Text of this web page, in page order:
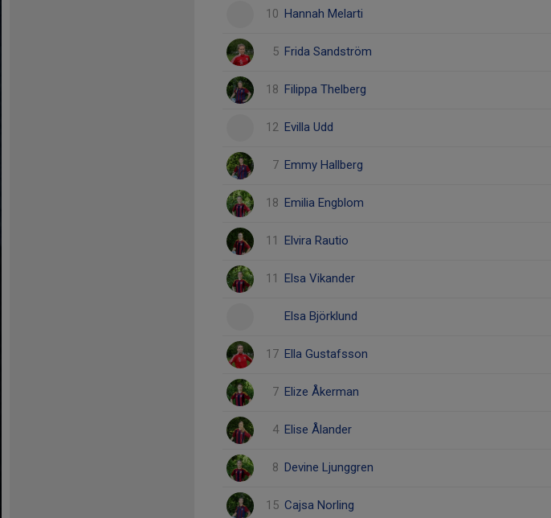
10 Hannah Melarti
5 Frida Sandström
18 Filippa Thelberg
12 Evilla Udd
7 Emmy Hallberg
18 Emilia Engblom
11 Elvira Rautio
11 Elsa Vikander
Elsa Björklund
17 Ella Gustafsson
7 Elize Åkerman
4 Elise Ålander
8 Devine Ljunggren
15 Cajsa Norling